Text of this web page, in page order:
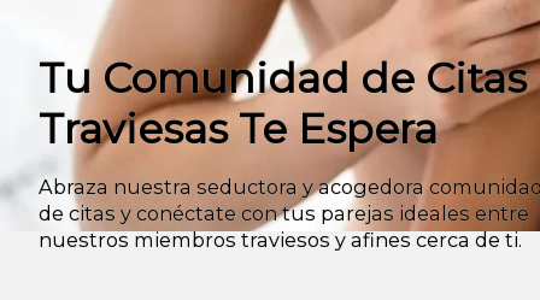
Tu Comunidad de Citas
Traviesas Te Espera
Abraza nuestra seductora y acogedora
de citas y conéctate con tus parejas ideales entre
nuestros miembros traviesos y afines cerca de ti.